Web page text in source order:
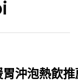
沖泡熱飲推